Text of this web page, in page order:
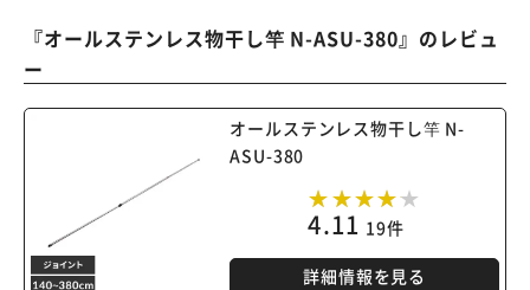
『オールステンレス物干し竿 N-ASU-380』のレビュ
ー
オールステンレス物干し竿 N-
ASU-380
4.11 19件
詳細情報を見る